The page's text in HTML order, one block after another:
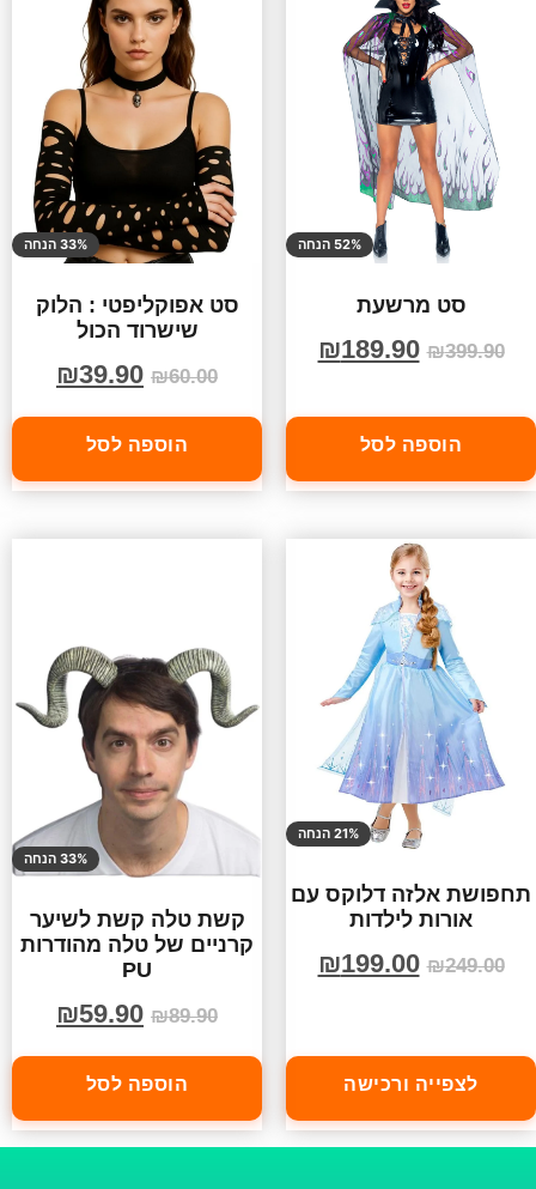
52% הנחה
סט מרשעת
₪399.90
₪189.90
הוספה לסל
33% הנחה
סט אפוקליפטי : הלוק
שישרוד הכול
₪60.00
₪39.90
הוספה לסל
21% הנחה
תחפושת אלזה דלוקס עם
אורות לילדות
₪249.00
₪199.00
לצפייה ורכישה
33% הנחה
קשת טלה קשת לשיער
קרניים של טלה מהודרות
PU
₪89.90
₪59.90
הוספה לסל